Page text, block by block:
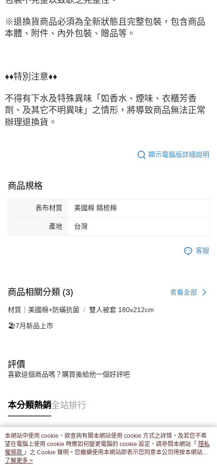
※退換貨商品必須為全新狀態且完整包裝，包含商品
本體、附件、內外包裝、贈品等。
♦♦特別注意♦♦
不得有下水及特殊異味「如香水、煙味、衣櫃芳香
劑、及其它不明異味」之情形，將導致商品無法正常
辦理退換貨。
顯示電腦版詳細說明
商品規格
表布材質 美國棉 精梳棉
產地 台灣
客服
商品相關分類 (3) 查看全部
材質｜美國棉+防蟎抗菌 雙人被套 180x212cm
🏖️7月新品上市
評價
喜歡這個商品嗎？購買後給他一個好評吧
本分類熱銷全站排行
熱門標籤
本網站中使用 cookie，欲查詢有關本網站使用 cookie 方式之詳情，及若您不希
望在電腦上使用 cookie 時應如何變更電腦的 cookie 設定，請參閱本網站「 隱私
權條款 」之 Cookie 聲明。您繼續使用本網站即表示您同意本公司得按本網站使
用條款之 Cookie 聲明使用 cookie。
了解更多 >